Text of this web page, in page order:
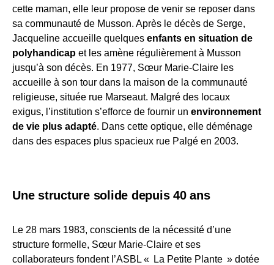
cette maman, elle leur propose de venir se reposer dans
sa communauté de Musson. Après le décès de Serge,
Jacqueline accueille quelques enfants en situation de
polyhandicap et les amène régulièrement à Musson
jusqu’à son décès. En 1977, Sœur Marie-Claire les
accueille à son tour dans la maison de la communauté
religieuse, située rue Marseaut. Malgré des locaux
exigus, l’institution s’efforce de fournir un environnement
de vie plus adapté. Dans cette optique, elle déménage
dans des espaces plus spacieux rue Palgé en 2003.
Une structure solide depuis 40 ans
Le 28 mars 1983, conscients de la nécessité d’une
structure formelle, Sœur Marie-Claire et ses
collaborateurs fondent l’ASBL « La Petite Plante » dotée